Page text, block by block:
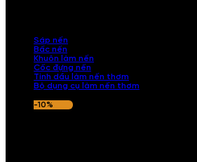
Sáp nến
Bấc nến
Khuôn làm nến
Cốc đựng nến
Tinh dầu làm nến thơm
Bộ dụng cụ làm nến thơm
-10%